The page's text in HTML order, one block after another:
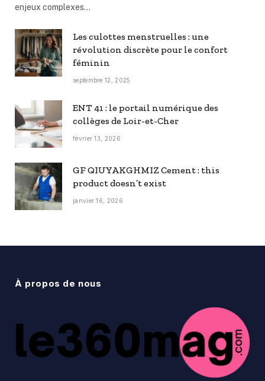
enjeux complexes…
Les culottes menstruelles : une
révolution discrète pour le confort
féminin
septembre 12, 2025
ENT 41 : le portail numérique des
collèges de Loir-et-Cher
février 13, 2026
GF QIUYAKGHMIZ Cement : this
product doesn’t exist
janvier 16, 2026
À propos de nous